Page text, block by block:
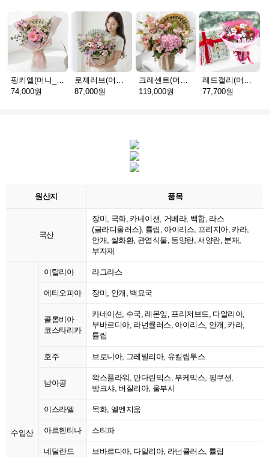
74,000원
87,000원
119,000원
77,700원
원산지 품목
국산
장미, 국화, 카네이션, 거베라, 백합, 라스
(글라디올러스), 튤립, 아이리스, 프리지아, 카라,
안개, 쌀화환, 관엽식물, 동양란, 서양란, 분재,
부자재
수입산
이탈리아 라그라스
에티오피아 장미, 안개, 백묘국
콜롬비아
코스타리카
카네이션, 수국, 레몬잎, 프리저브드, 다알리아,
부바르디아, 라넌큘러스, 아이리스, 안개, 카라,
튤립
호주 브로니아, 그레빌리아, 유킬립투스
남아공
왁스플라워, 만다린믹스, 부케믹스, 핑쿠션,
방크샤, 버질리아, 울부시
이스라엘 목화, 엘엔지움
아르헨티나 스티파
네덜란드 브바르디아, 다알리아, 라넌큘러스, 튤립